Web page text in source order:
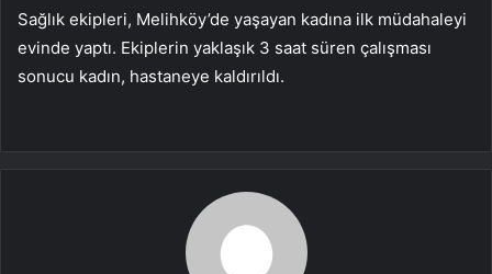
Sağlık ekipleri, Melihköy’de yaşayan kadına ilk müdahaleyi
evinde yaptı. Ekiplerin yaklaşık 3 saat süren çalışması
sonucu kadın, hastaneye kaldırıldı.